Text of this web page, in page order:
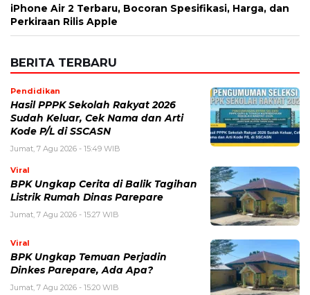
Sudah Keluar, Cek Nama dan Arti
Kode P/L di SSCASN
Jumat, 7 Agu 2026 - 15:49 WIB
Viral
BPK Ungkap Cerita di Balik Tagihan
Listrik Rumah Dinas Parepare
Jumat, 7 Agu 2026 - 15:27 WIB
Viral
BPK Ungkap Temuan Perjadin
Jumat, 7 Agu 2026 - 15:20 WIB
Fan ENHYPEN Meninggal Setelah
yang Sebenarnya Terjadi?
Jumat, 7 Agu 2026 - 15:16 WIB
Internasional